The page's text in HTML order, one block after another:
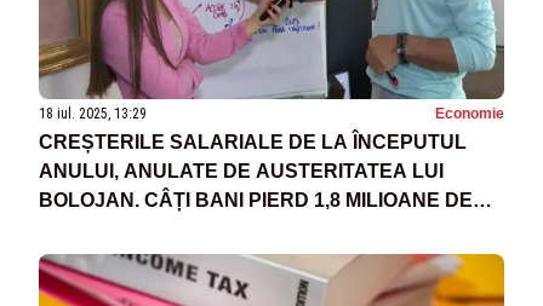
18 iul. 2025, 13:29 Economie
CREȘTERILE SALARIALE DE LA ÎNCEPUTUL
ANULUI, ANULATE DE AUSTERITATEA LUI
BOLOJAN. CÂȚI BANI PIERD 1,8 MILIOANE DE